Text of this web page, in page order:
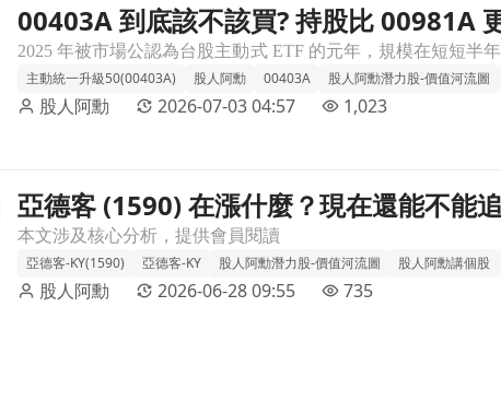
比 00981A 更激進的主動式 ETF，阿勳帶你們超詳細解析文章頁
00403A 到底該不該買? 持股比 00981A
析
主動統一升級50(00403A)
股人阿勳 00403A 股人阿勳潛力股-價值河流圖
股人阿勳 2026-07-03 04:57 1,023
在還能不能追？文章頁
亞德客 (1590) 在漲什麼？現在還能不能
本文涉及核心分析，提供會員閱讀
亞德客-KY(1590)
亞德客-KY 股人阿勳潛力股-價值河流圖 股人阿勳講個股
股人阿勳 2026-06-28 09:55 735